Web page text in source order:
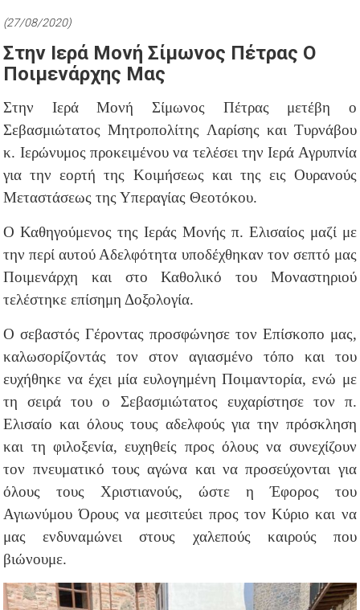
(27/08/2020)
Στην Ιερά Μονή Σίμωνος Πέτρας Ο
Ποιμενάρχης Μας
Στην Ιερά Μονή Σίμωνος Πέτρας μετέβη ο
Σεβασμιώτατος Μητροπολίτης Λαρίσης και Τυρνάβου
κ. Ιερώνυμος προκειμένου να τελέσει την Ιερά Αγρυπνία
για την εορτή της Κοιμήσεως και της εις Ουρανούς
Μεταστάσεως της Υπεραγίας Θεοτόκου.
Ο Καθηγούμενος της Ιεράς Μονής π. Ελισαίος μαζί με
την περί αυτού Αδελφότητα υποδέχθηκαν τον σεπτό μας
Ποιμενάρχη και στο Καθολικό του Μοναστηριού
τελέστηκε επίσημη Δοξολογία.
Ο σεβαστός Γέροντας προσφώνησε τον Επίσκοπο μας,
καλωσορίζοντάς τον στον αγιασμένο τόπο και του
ευχήθηκε να έχει μία ευλογημένη Ποιμαντορία, ενώ με
τη σειρά του ο Σεβασμιώτατος ευχαρίστησε τον π.
Ελισαίο και όλους τους αδελφούς για την πρόσκληση
και τη φιλοξενία, ευχηθείς προς όλους να συνεχίζουν
τον πνευματικό τους αγώνα και να προσεύχονται για
όλους τους Χριστιανούς, ώστε η Έφορος του
Αγιωνύμου Όρους να μεσιτεύει προς τον Κύριο και να
μας ενδυναμώνει στους χαλεπούς καιρούς που
βιώνουμε.